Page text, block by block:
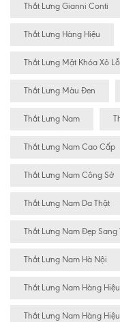
Thắt Lưng Gianni Conti
Thắt Lưng Hàng Hiệu
Thắt Lưng Mặt Khóa Xỏ Lỗ
Thắt Lưng Màu Đen
Thắt Lưng Nam
Thắt Lưng Nam Cao Cấp
Thắt Lưng Nam Công Sở
Thắt Lưng Nam Da Thật
Thắt Lưng Nam Đẹp Sang
Thắt Lưng Nam Hà Nội
Thắt Lưng Nam Hàng Hiệu
Thắt Lưng Nam Hàng